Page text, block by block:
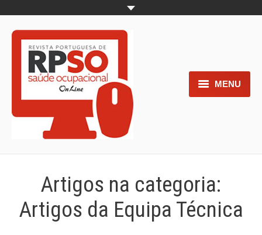
MENU
Home
Trabalhos aceites para submissão
Normas para os autores
Artigos na categoria:
Artigos da Equipa Técnica